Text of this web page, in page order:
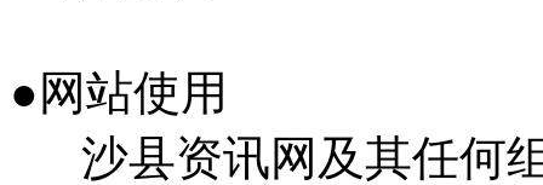
●网站使用
沙县资讯网及其任何